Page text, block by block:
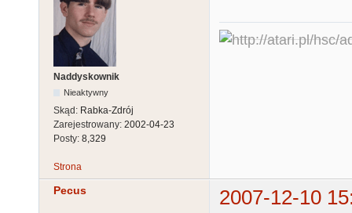
Naddyskownik
Nieaktywny
Skąd: Rabka-Zdrój
Zarejestrowany: 2002-04-23
Posty: 8,329
Strona
Pecus 2007-12-10